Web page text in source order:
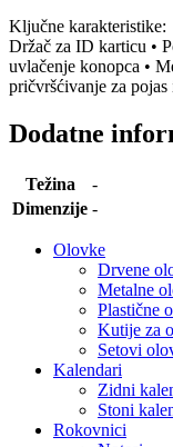
Ključne karakteristike:
Držač za ID karticu •
uvlačenje konopca •
pričvršćivanje za
Dodatne
Težina
-
Dimenzije -
Olovke
Drvene
Metalne
Plastične
Kutije za
Setovi
Kalendari
Zidni
Stoni
Rokovnici